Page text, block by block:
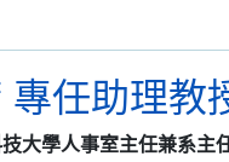
專任助理教
大學人事室主任兼系主任